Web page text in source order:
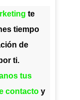
te
tiempo
de
ti.
tus
contacto y